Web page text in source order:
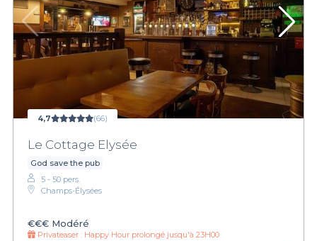
4,7 (66)
Le Cottage Elysée
God save the pub
5 - 50 pers.
Champs-Élysées
€€€ Modéré
Privateaser : Happy Hour prolongé jusqu'à 23H00